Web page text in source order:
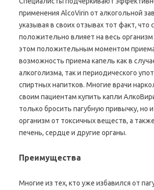
применения AlcoVirin от алкогольной
указывая в своих отзывах тот факт, что
положительно влияет на весь
этом положительным моментом приема
возможность приема капель как в
алкоголизма, так и периодического
спиртных напитков. Многие врачи
своим пациентам купить капли
только бросить пагубную привычку, но
организм от токсичных веществ, а
печень, сердце и другие органы.
Преимущества
Многие из тех, кто уже избавился от